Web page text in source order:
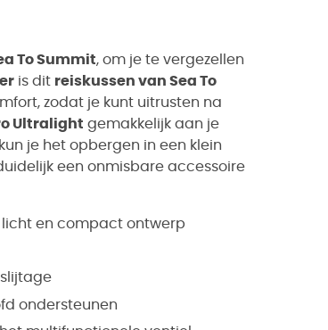
To Summit, om je te vergezellen
is dit reiskussen van Sea To
zodat je kunt uitrusten na
Ultralight gemakkelijk aan je
je het opbergen in een klein
een onmisbare accessoire
licht en compact ontwerp
ondersteunen